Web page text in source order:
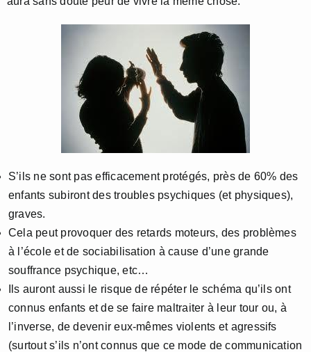
S’ils ne sont pas efficacement protégés, près de 60% des
enfants subiront des troubles psychiques (et physiques),
graves.
Cela peut provoquer des retards moteurs, des problèmes
à l’école et de sociabilisation à cause d’une grande
souffrance psychique, etc…
Ils auront aussi le risque de répéter le schéma qu’ils ont
connus enfants et de se faire maltraiter à leur tour ou, à
l’inverse, de devenir eux-mêmes violents et agressifs
(surtout s’ils n’ont connus que ce mode de communication